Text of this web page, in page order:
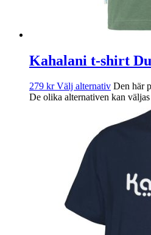
Kahalani t-shirt
279 kr Välj alternativ Den här
De olika alternativen kan